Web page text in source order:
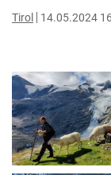
Tirol 14.05.2024